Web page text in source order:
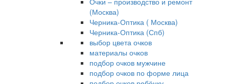
(Москва)
Черника-Оптика ( Москва)
Черника-Оптика (Спб)
выбор цвета очков
материалы очков
подбор очков мужчине
подбор очков по форме лица